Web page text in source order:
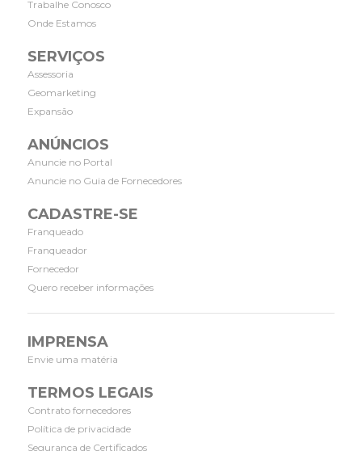
Trabalhe Conosco
Onde Estamos
SERVIÇOS
Assessoria
Geomarketing
Expansão
ANÚNCIOS
Anuncie no Portal
Anuncie no Guia de Fornecedores
CADASTRE-SE
Franqueado
Franqueador
Fornecedor
Quero receber informações
IMPRENSA
Envie uma matéria
TERMOS LEGAIS
Contrato fornecedores
Política de privacidade
Segurança de Certificados